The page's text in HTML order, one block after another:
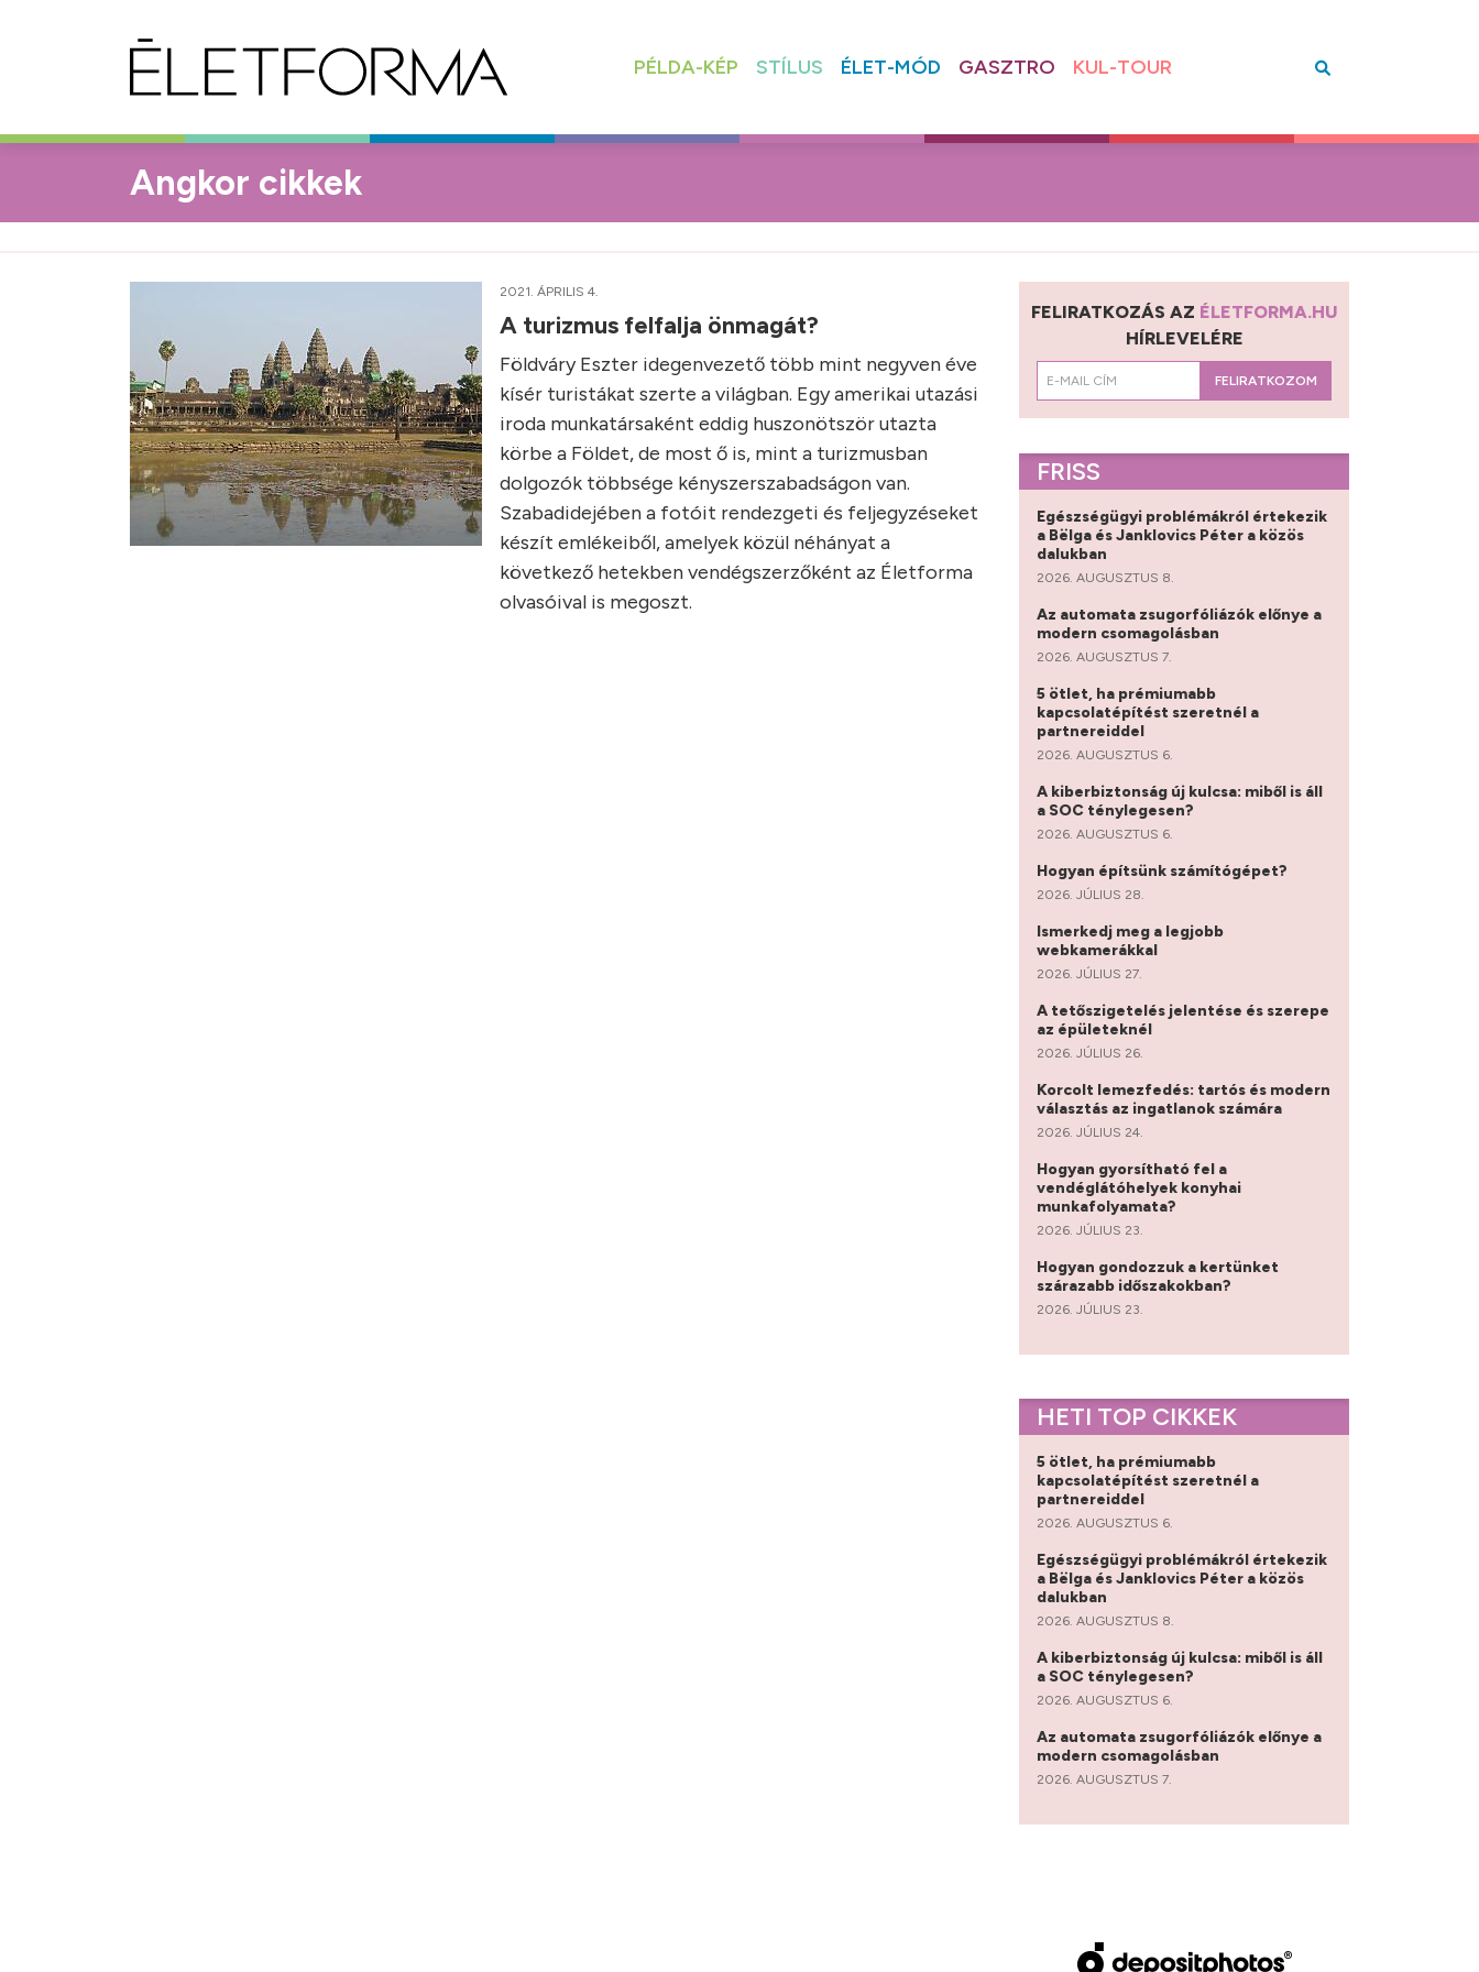
PÉLDA-KÉP STÍLUS ÉLET-MÓD GASZTRO KUL-TOUR
Angkor cikkek
2021. ÁPRILIS 4.
A turizmus felfalja önmagát?
Földváry Eszter idegenvezető több mint negyven éve
kísér turistákat szerte a világban. Egy amerikai utazási
iroda munkatársaként eddig huszonötször utazta
körbe a Földet, de most ő is, mint a turizmusban
dolgozók többsége kényszerszabadságon van.
Szabadidejében a fotóit rendezgeti és feljegyzéseket
készít emlékeiből, amelyek közül néhányat a
következő hetekben vendégszerzőként az Életforma
olvasóival is megoszt.
FELIRATKOZÁS AZ ÉLETFORMA.HU
HÍRLEVELÉRE
FELIRATKOZOM
FRISS
Egészségügyi problémákról értekezik
a Bëlga és Janklovics Péter a közös
dalukban
2026. AUGUSZTUS 8.
Az automata zsugorfóliázók előnye a
modern csomagolásban
2026. AUGUSZTUS 7.
5 ötlet, ha prémiumabb
kapcsolatépítést szeretnél a
partnereiddel
2026. AUGUSZTUS 6.
A kiberbiztonság új kulcsa: miből is áll
a SOC ténylegesen?
2026. AUGUSZTUS 6.
Hogyan építsünk számítógépet?
2026. JÚLIUS 28.
Ismerkedj meg a legjobb
webkamerákkal
2026. JÚLIUS 27.
A tetőszigetelés jelentése és szerepe
az épületeknél
2026. JÚLIUS 26.
Korcolt lemezfedés: tartós és modern
választás az ingatlanok számára
2026. JÚLIUS 24.
Hogyan gyorsítható fel a
vendéglátóhelyek konyhai
munkafolyamata?
2026. JÚLIUS 23.
Hogyan gondozzuk a kertünket
szárazabb időszakokban?
2026. JÚLIUS 23.
HETI TOP CIKKEK
5 ötlet, ha prémiumabb
kapcsolatépítést szeretnél a
partnereiddel
2026. AUGUSZTUS 6.
Egészségügyi problémákról értekezik
a Bëlga és Janklovics Péter a közös
dalukban
2026. AUGUSZTUS 8.
A kiberbiztonság új kulcsa: miből is áll
a SOC ténylegesen?
2026. AUGUSZTUS 6.
Az automata zsugorfóliázók előnye a
modern csomagolásban
2026. AUGUSZTUS 7.